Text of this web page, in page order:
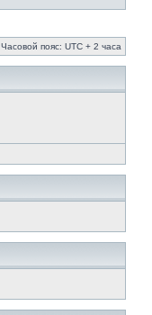
Часовой пояс: UTC + 2 часа